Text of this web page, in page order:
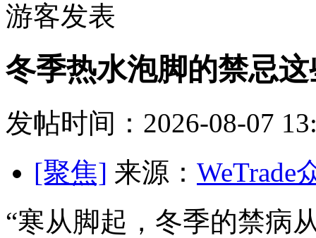
游客发表
冬季热水泡脚的禁忌
发帖时间：2026-08-07
[聚焦] 来源： WeTrade
“寒从脚起，冬季的禁病